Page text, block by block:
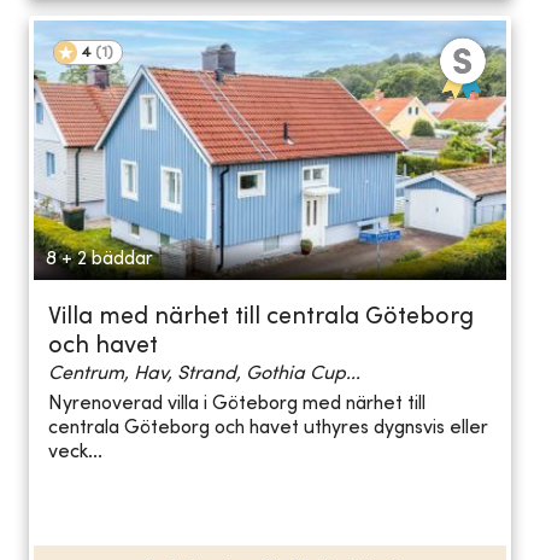
4 (1 )
8 + 2 bäddar
Villa med närhet till centrala Göteborg
och havet
Centrum, Hav, Strand, Gothia Cup...
Nyrenoverad villa i Göteborg med närhet till
centrala Göteborg och havet uthyres dygnsvis eller
veck...